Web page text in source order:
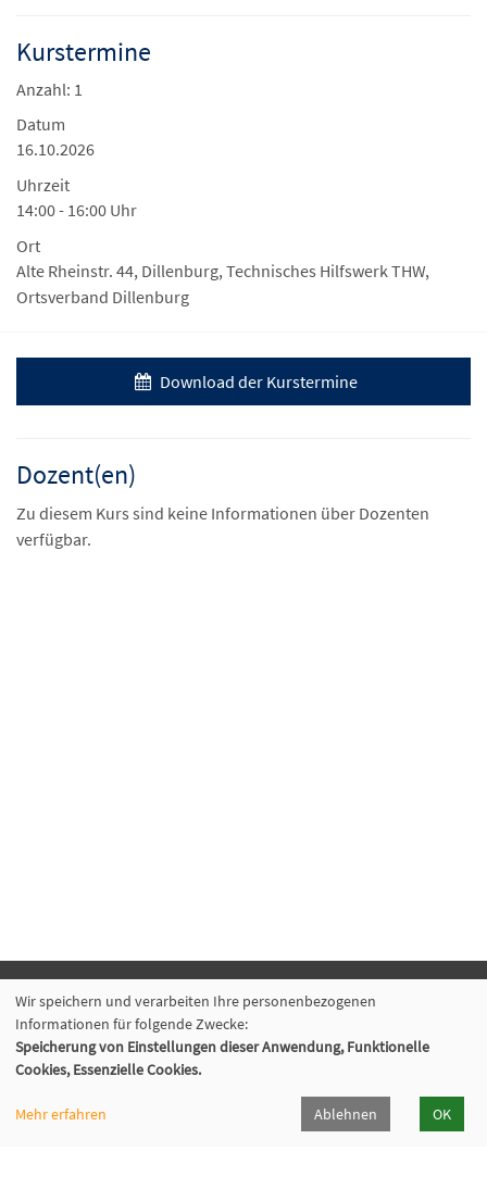
Kurstermine
Anzahl: 1
Datum
16.10.2026
Uhrzeit
14:00 - 16:00 Uhr
Ort
Alte Rheinstr. 44, Dillenburg, Technisches Hilfswerk THW,
Ortsverband Dillenburg
Download der Kurstermine
Dozent(en)
Zu diesem Kurs sind keine Informationen über Dozenten
verfügbar.
VHS Lahn-Dill
Bahnhofstr. 10 | 35683 Dillenburg
02771 407-7400, 407-7401
Wir speichern und verarbeiten Ihre personenbezogenen
Informationen für folgende Zwecke:
Speicherung von Einstellungen dieser Anwendung, Funktionelle
Cookies, Essenzielle Cookies.
Mehr erfahren Ablehnen OK